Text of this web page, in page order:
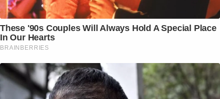
These '90s Couples Will Always Hold A Special Place
In Our Hearts
BRAINBERRIES